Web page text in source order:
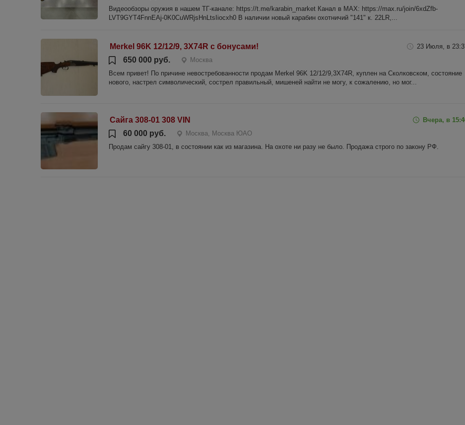
Видеообзоры оружия в нашем ТГ-канале: https://t.me/karabin_market Канал в МАХ: https://max.ru/join/6xdZfb-
LVT9GYT4FnnEAj-0K0CuWRjsHnLtsIiocxh0 В наличии новый карабин охотничий "141" к. 22LR,...
Merkel 96K 12/12/9, 3X74R с бонусами! 23 Июля, в
650 000 руб.
Москва
Всем привет! По причине невостребованности продам Merkel 96K 12/12/9,3X74R, куплен на Сколковском, состояние
нового, настрел символический, сострел правильный, мишеней найти не могу, к сожалению, но мог...
Сайга 308-01 308 VIN Вчера, в
60 000 руб.
Москва, Москва ЮАО
Продам сайгу 308-01, в состоянии как из магазина. На охоте ни разу не было. Продажа строго по закону РФ.